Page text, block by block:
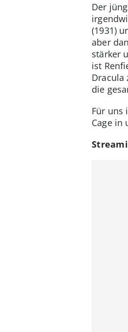
Der
(1931)
aber
stärker
ist
Dracula
die
Für uns
Cage in